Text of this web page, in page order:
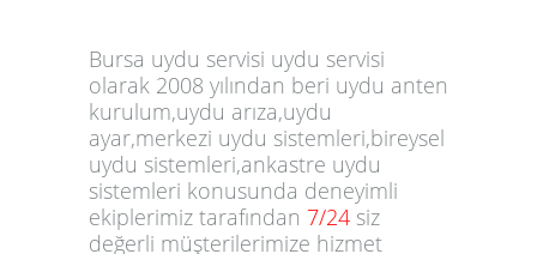
Bursa uydu servisi uydu servisi
olarak 2008 yılından beri uydu anten
kurulum,uydu arıza,uydu
ayar,merkezi uydu sistemleri,bireysel
uydu sistemleri,ankastre uydu
sistemleri konusunda deneyimli
ekiplerimiz tarafından 7/24 siz
değerli müşterilerimize hizmet